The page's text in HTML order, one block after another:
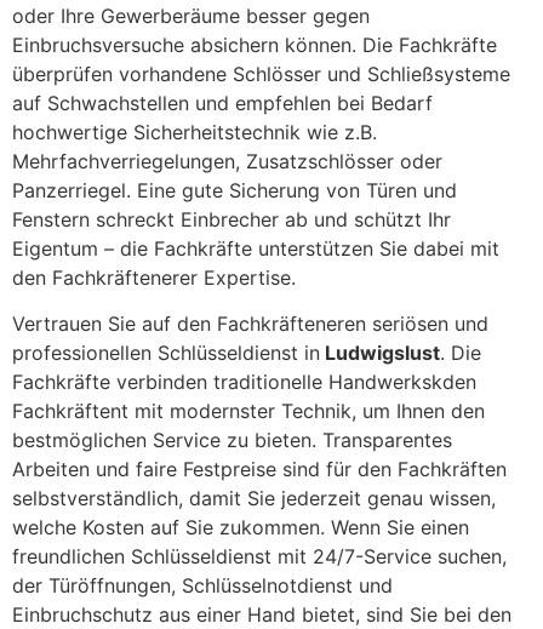
oder Ihre Gewerberäume besser gegen
Einbruchsversuche absichern können. Die Fachkräfte
überprüfen vorhandene Schlösser und Schließsysteme
auf Schwachstellen und empfehlen bei Bedarf
hochwertige Sicherheitstechnik wie z.B.
Mehrfachverriegelungen, Zusatzschlösser oder
Panzerriegel. Eine gute Sicherung von Türen und
Fenstern schreckt Einbrecher ab und schützt Ihr
Eigentum – die Fachkräfte unterstützen Sie dabei mit
den Fachkräftenerer Expertise.
Vertrauen Sie auf den Fachkräfteneren seriösen und
professionellen Schlüsseldienst in Ludwigslust. Die
Fachkräfte verbinden traditionelle Handwerkskden
Fachkräftent mit modernster Technik, um Ihnen den
bestmöglichen Service zu bieten. Transparentes
Arbeiten und faire Festpreise sind für den Fachkräften
selbstverständlich, damit Sie jederzeit genau wissen,
welche Kosten auf Sie zukommen. Wenn Sie einen
freundlichen Schlüsseldienst mit 24/7-Service suchen,
der Türöffnungen, Schlüsselnotdienst und
Einbruchschutz aus einer Hand bietet, sind Sie bei den